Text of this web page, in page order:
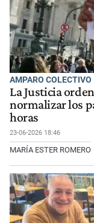
AMPARO COLECTIVO
La Justicia
normalizar los
horas
23-06-2026 18:46
MARÍA ESTER ROMERO